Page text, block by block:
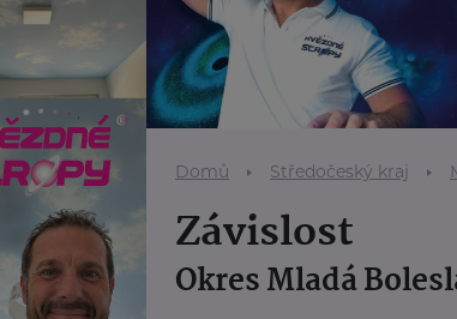
Domů Středočeský kraj
Závislost
Okres Mladá